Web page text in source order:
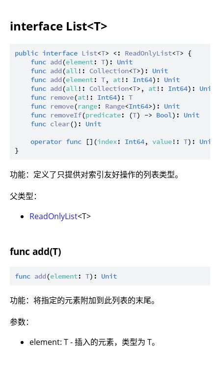
interface List<T>
public interface List<T> <: ReadOnlyList<T> {
func add(element: T): Unit
func add(all!: Collection<T>): Unit
func add(element: T, at!: Int64): Unit
func add(all!: Collection<T>, at!: Int64): Unit
func remove(at!: Int64): T
func remove(range: Range<Int64>): Unit
func removeIf(predicate: (T) -> Bool): Unit
func clear(): Unit
operator func [](index: Int64, value!: T): Unit
功能：定义了只提供对索引友好操作的列表类型。
父类型：
ReadOnlyList<T>
func add(T)
func add(element: T): Unit
功能：将指定的元素附加到此列表的末尾。
参数：
element: T - 插入的元素，类型为 T。